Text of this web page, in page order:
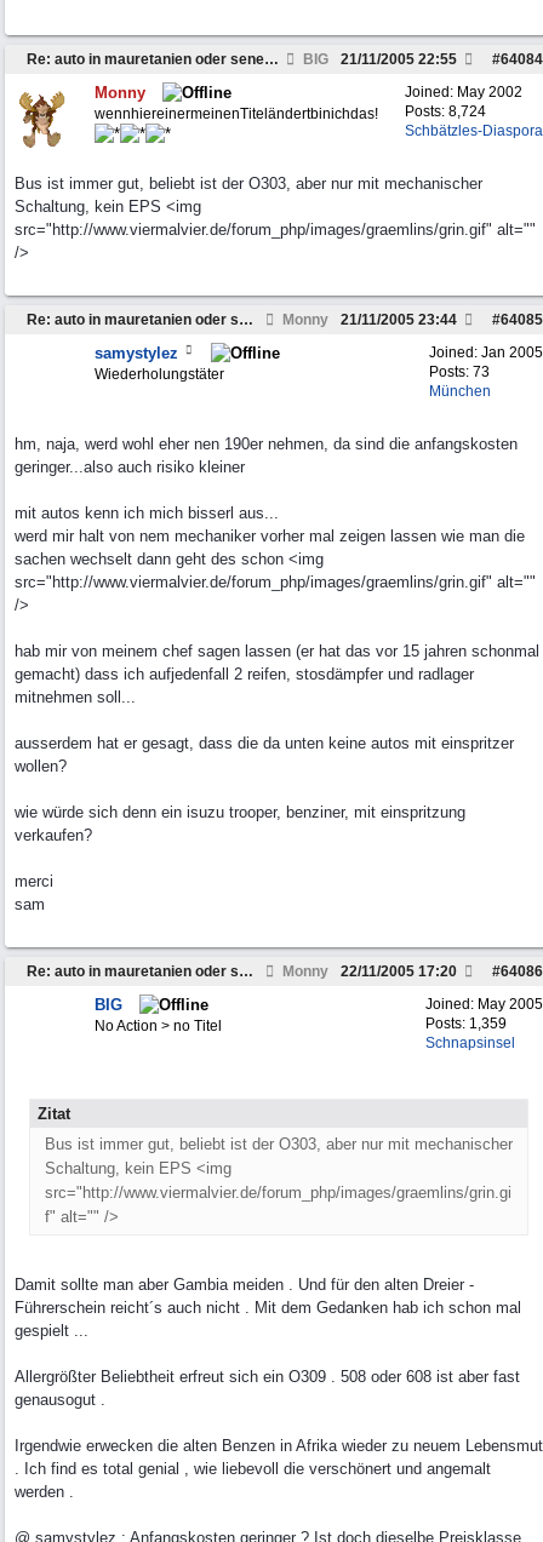
Re: auto in mauretanien oder senegal verkaufen BIG #64084
21/11/2005 22:55
Joined: May 2002
Posts: 8,724
Schbätzles-Diaspora
Monny
wennhiereinermeinenTiteländertbinichdas!
Bus ist immer gut, beliebt ist der O303, aber nur mit mechanischer
Schaltung, kein EPS <img
src="http://www.viermalvier.de/forum_php/images/graemlins/grin.gif" alt=""
/>
Re: auto in mauretanien oder senegal verkaufen Monny #64085
21/11/2005 23:44
Joined: Jan 2005
Posts: 73
München
samystylez
Wiederholungstäter
hm, naja, werd wohl eher nen 190er nehmen, da sind die anfangskosten
geringer...also auch risiko kleiner
mit autos kenn ich mich bisserl aus...
werd mir halt von nem mechaniker vorher mal zeigen lassen wie man die
sachen wechselt dann geht des schon <img
src="http://www.viermalvier.de/forum_php/images/graemlins/grin.gif" alt=""
/>
hab mir von meinem chef sagen lassen (er hat das vor 15 jahren schonmal
gemacht) dass ich aufjedenfall 2 reifen, stosdämpfer und radlager
mitnehmen soll...
ausserdem hat er gesagt, dass die da unten keine autos mit einspritzer
wollen?
wie würde sich denn ein isuzu trooper, benziner, mit einspritzung
verkaufen?
merci
sam
Re: auto in mauretanien oder senegal verkaufen Monny #64086
22/11/2005 17:20
Joined: May 2005
Posts: 1,359
Schnapsinsel
BIG
No Action > no Titel
Zitat
Bus ist immer gut, beliebt ist der O303, aber nur mit mechanischer
Schaltung, kein EPS <img
src="http://www.viermalvier.de/forum_php/images/graemlins/grin.gi
f" alt="" />
Damit sollte man aber Gambia meiden . Und für den alten Dreier -
Führerschein reicht´s auch nicht . Mit dem Gedanken hab ich schon mal
gespielt ...
Allergrößter Beliebtheit erfreut sich ein O309 . 508 oder 608 ist aber fast
genausogut .
Irgendwie erwecken die alten Benzen in Afrika wieder zu neuem Lebensmut
. Ich find es total genial , wie liebevoll die verschönert und angemalt
werden .
@ samystylez : Anfangskosten geringer ? Ist doch dieselbe Preisklasse